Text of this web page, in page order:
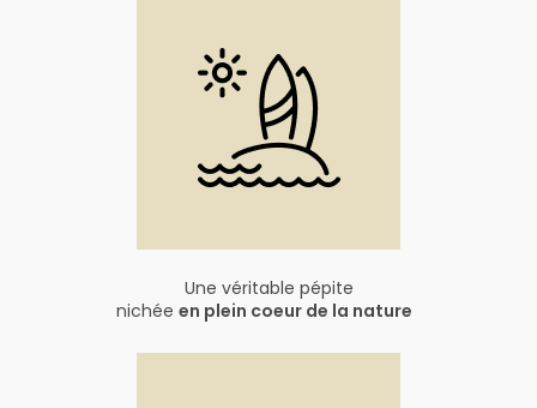
Une véritable pépite
nichée en plein coeur de la nature